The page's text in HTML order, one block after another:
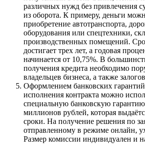
различных нужд без привлечения
из оборота. К примеру, деньги
приобретение автотранспорта,
оборудования или спецтехники,
производственных помещений.
достигает трех лет, а годовая
начинается от 10,75%. В
получения кредита необходимо
владельцев бизнеса, а также
Оформлением банковских
исполнения контракта можно
специальную банковскую
миллионов рублей, которая
сроки. На получение решения по
отправленному в режиме онлайн,
Размер комиссии индивидуален и